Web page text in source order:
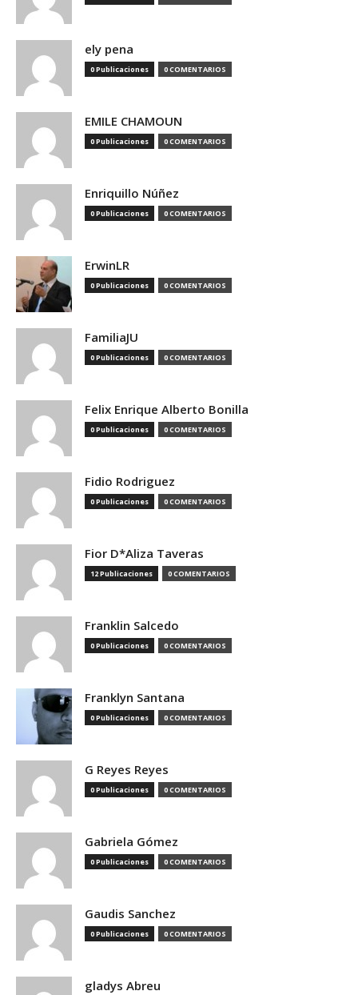
ely pena
0 Publicaciones 0 COMENTARIOS
EMILE CHAMOUN
0 Publicaciones 0 COMENTARIOS
Enriquillo Núñez
0 Publicaciones 0 COMENTARIOS
ErwinLR
0 Publicaciones 0 COMENTARIOS
FamiliaJU
0 Publicaciones 0 COMENTARIOS
Felix Enrique Alberto Bonilla
0 Publicaciones 0 COMENTARIOS
Fidio Rodriguez
0 Publicaciones 0 COMENTARIOS
Fior D*Aliza Taveras
12 Publicaciones 0 COMENTARIOS
Franklin Salcedo
0 Publicaciones 0 COMENTARIOS
Franklyn Santana
0 Publicaciones 0 COMENTARIOS
G Reyes Reyes
0 Publicaciones 0 COMENTARIOS
Gabriela Gómez
0 Publicaciones 0 COMENTARIOS
Gaudis Sanchez
0 Publicaciones 0 COMENTARIOS
gladys Abreu